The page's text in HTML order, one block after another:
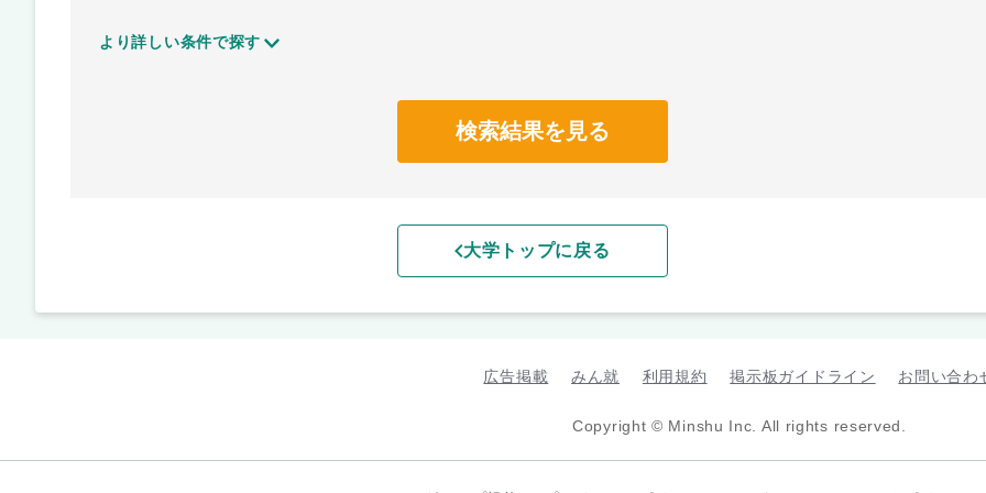
より詳しい条件で探す
検索結果を見る
大学トップに戻る
広告掲載 みん就 利用規約 掲示板ガイドライン お問い合わ
Copyright © Minshu Inc. All rights reserved.